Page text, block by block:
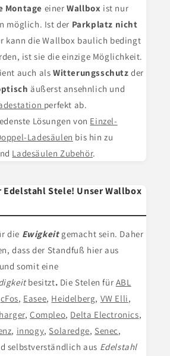
Montage einerWallbox ist nur
möglich. Ist der Parkplatz nicht
kann die Wallbox baulich bedingt
ist sie die einzige Möglichkeit.
auch alsWitterungsschutzder
äußerst ansehnlich und
perfekt ab.
Lösungen von Einzel-
Ladesäulen bis hin zu
Ladesäulen Zubehör.
Edelstahl Stele! Unser Wallbox
die Ewigkeit gemacht sein. Daher
dass der Standfuß hier aus
somit eine
besitzt. Die Stelen für ABL
cFos, Easee, Heidelberg, VW Elli,
,Compleo, Delta Electronics,
, innogy, Solaredge, Senec,
selbstverständlich aus Edelstahl